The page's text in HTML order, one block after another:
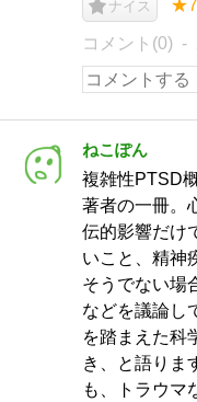
ナイス ★7
コメント(0)
ねこぽん
複雑性PTSD
著者の一冊。
伝的影響だけ
いこと、精神
そうでない場
などを議論し
を踏まえた科
き、と語りま
も、トラウマ